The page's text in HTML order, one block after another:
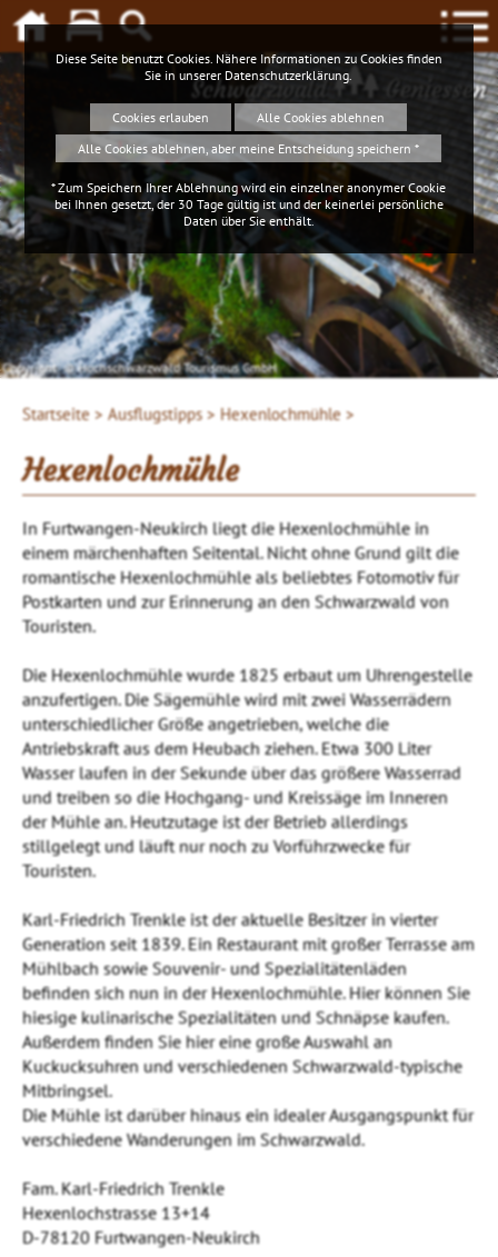
Schwarzwald Geniessen
Copyright: © Hochschwarzwald Tourismus GmbH
Startseite > Ausflugstipps > Hexenlochmühle >
Hexenlochmühle
In Furtwangen-Neukirch liegt die Hexenlochmühle in
einem märchenhaften Seitental. Nicht ohne Grund gilt die
romantische Hexenlochmühle als beliebtes Fotomotiv für
Postkarten und zur Erinnerung an den Schwarzwald von
Touristen.
Die Hexenlochmühle wurde 1825 erbaut um Uhrengestelle
anzufertigen. Die Sägemühle wird mit zwei Wasserrädern
unterschiedlicher Größe angetrieben, welche die
Antriebskraft aus dem Heubach ziehen. Etwa 300 Liter
Wasser laufen in der Sekunde über das größere Wasserrad
und treiben so die Hochgang- und Kreissäge im Inneren
der Mühle an. Heutzutage ist der Betrieb allerdings
stillgelegt und läuft nur noch zu Vorführzwecke für
Touristen.
Karl-Friedrich Trenkle ist der aktuelle Besitzer in vierter
Generation seit 1839. Ein Restaurant mit großer Terrasse am
Mühlbach sowie Souvenir- und Spezialitätenläden
befinden sich nun in der Hexenlochmühle. Hier können Sie
hiesige kulinarische Spezialitäten und Schnäpse kaufen.
Außerdem finden Sie hier eine große Auswahl an
Kuckucksuhren und verschiedenen Schwarzwald-typische
Mitbringsel.
Die Mühle ist darüber hinaus ein idealer Ausgangspunkt für
verschiedene Wanderungen im Schwarzwald.
Fam. Karl-Friedrich Trenkle
Hexenlochstrasse 13+14
D-78120 Furtwangen-Neukirch
Diese Seite benutzt Cookies. Nähere Informationen zu Cookies finden
Sie in unserer Datenschutzerklärung
Cookies erlauben
Alle Cookies ablehnen
Alle Cookies ablehnen, aber meine Entscheidung speichern *
* Zum Speichern Ihrer Ablehnung wird ein einzelner anonymer Cookie
bei Ihnen gesetzt, der 30 Tage gültig ist und der keinerlei persönliche
Daten über Sie enthält.